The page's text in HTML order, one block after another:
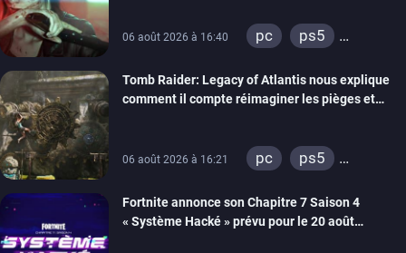
06 août 2026 à 16:40 pc
ps5
switch 2
Tomb Raider: Legacy of Atlantis nous explique
comment il compte réimaginer les pièges et
06 août 2026 à 16:21 pc
ps5
switch 2
Fortnite annonce son Chapitre 7 Saison 4
« Système Hacké » prévu pour le 20 août